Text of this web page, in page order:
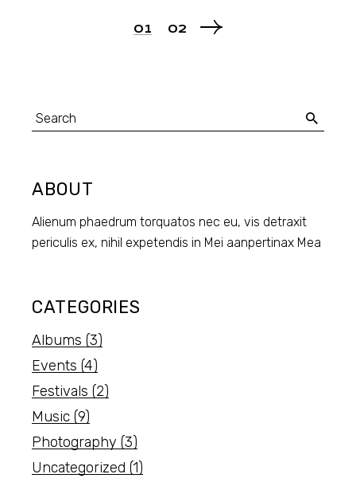
01 02
Search
for:
ABOUT
Alienum phaedrum torquatos nec eu, vis detraxit
periculis ex, nihil expetendis in Mei aanpertinax Mea
CATEGORIES
Albums (3)
Events (4)
Festivals (2)
Music (9)
Photography (3)
Uncategorized (1)